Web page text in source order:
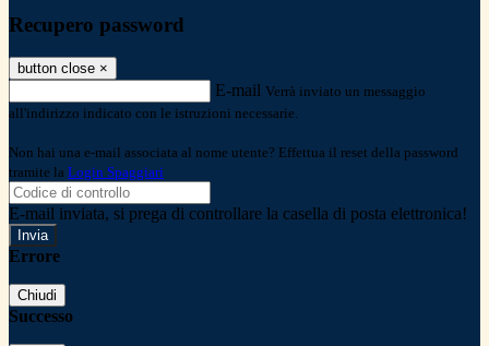
Recupero password
button close ×
E-mail Verrà inviato un messaggio
all'indirizzo indicato con le istruzioni necessarie.
Non hai una e-mail associata al nome utente? Effettua il reset della password
tramite la Login Spaggiari
E-mail inviata, si prega di controllare la casella di posta elettronica!
Errore
Chiudi
Successo